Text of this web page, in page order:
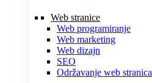
Web stranice
Web programiranje
Web marketing
Web dizajn
SEO
Održavanje web stranica